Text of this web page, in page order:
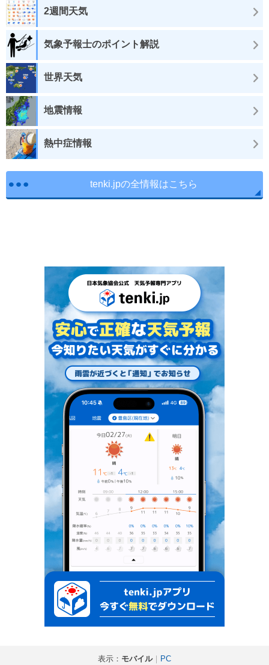
2週間天気
気象予報士のポイント解説
世界天気
地震情報
熱中症情報
tenki.jpの全情報はこちら
表示： モバイル｜ PC